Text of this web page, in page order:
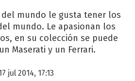
mundo le gusta tener los
mundo. Le apasionan los
en su colección se puede
Maserati y un Ferrari.
jul 2014, 17:13